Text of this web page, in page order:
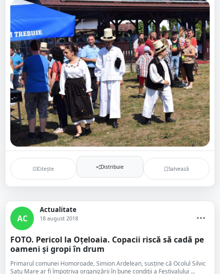
Citește Distribuie Salvează
AC
Actualitate
18 august 2018
FOTO. Pericol la Oțeloaia. Copacii riscă să cadă pe
oameni și gropi în drum
Primarul comunei Homoroade, Simion Ardelean, susține că Ocolul Silvic
Satu Mare ar fi împotriva organizării în bune condiții a Festivalului ...